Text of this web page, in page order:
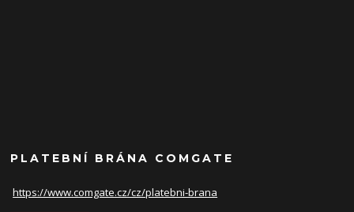
PLATEBNÍ BRÁNA COMGATE
https://www.comgate.cz/cz/platebni-brana